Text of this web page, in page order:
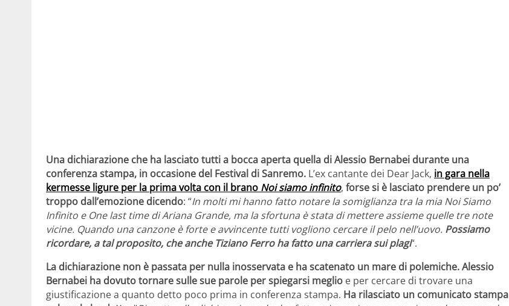
Una dichiarazione che ha lasciato tutti a bocca aperta quella di Alessio Bernabei durante una
conferenza stampa, in occasione del Festival di Sanremo. L’ex cantante dei Dear Jack, in gara nella
kermesse ligure per la prima volta con il brano Noi siamo infinito, forse si è lasciato prendere un po’
troppo dall’emozione dicendo: “In molti mi hanno fatto notare la somiglianza tra la mia Noi Siamo
Infinito e One last time di Ariana Grande, ma la sfortuna è stata di mettere assieme quelle tre note
vicine. Quando una canzone è forte e avvincente tutti vogliono cercare il pelo nell’uovo. Possiamo
ricordare, a tal proposito, che anche Tiziano Ferro ha fatto una carriera sui plagi“.
La dichiarazione non è passata per nulla inosservata e ha scatenato un mare di polemiche. Alessio
Bernabei ha dovuto tornare sulle sue parole per spiegarsi meglio e per cercare di trovare una
giustificazione a quanto detto poco prima in conferenza stampa. Ha rilasciato un comunicato stampa